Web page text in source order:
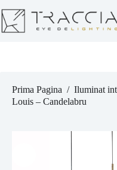
Prima Pagina / Iluminat
Louis – Candelabru